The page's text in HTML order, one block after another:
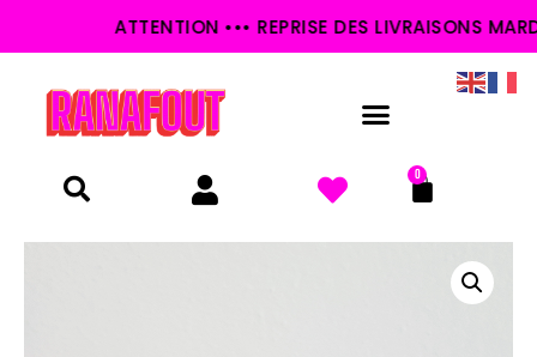
ATTENTION ••• REPRISE DES LIVRAISONS MARDI
0